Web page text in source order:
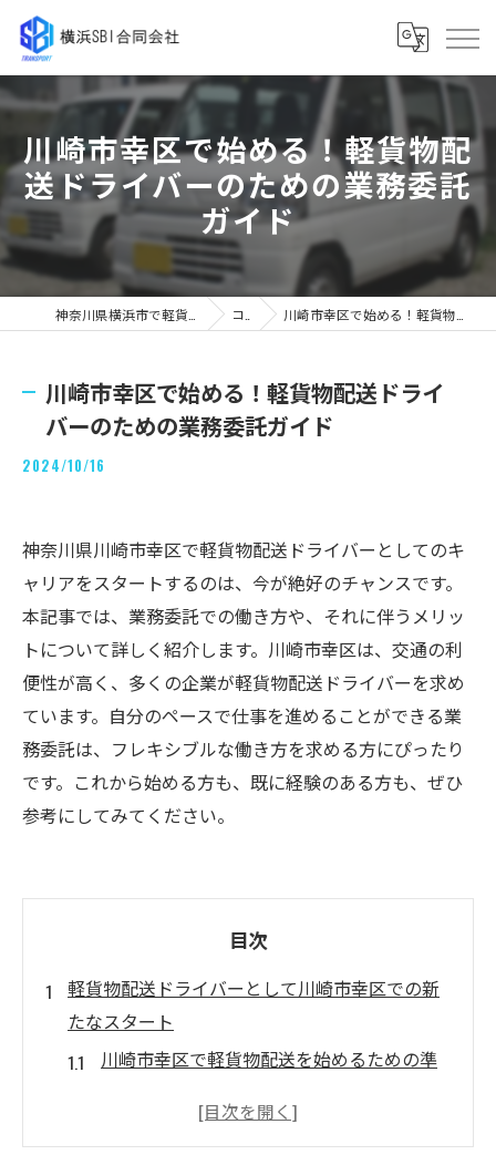
川崎市幸区で始める！軽貨物配
送ドライバーのための業務委託
ガイド
コラム 川崎市幸区で始める！軽貨物配送ドライバーのための業務委託ガイド
川崎市幸区で始める！軽貨物配送ドライ
バーのための業務委託ガイド
2024/10/16
神奈川県川崎市幸区で軽貨物配送ドライバーとしてのキ
ャリアをスタートするのは、今が絶好のチャンスです。
本記事では、業務委託での働き方や、それに伴うメリッ
トについて詳しく紹介します。川崎市幸区は、交通の利
便性が高く、多くの企業が軽貨物配送ドライバーを求め
ています。自分のペースで仕事を進めることができる業
務委託は、フレキシブルな働き方を求める方にぴったり
です。これから始める方も、既に経験のある方も、ぜひ
参考にしてみてください。
目次
軽貨物配送ドライバーとして川崎市幸区での新
たなスタート
川崎市幸区で軽貨物配送を始めるための準
初めての軽貨物配送ドライバー経験を積む